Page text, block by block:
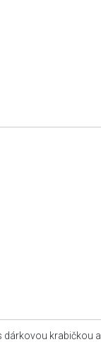
dárkovou krabičkou a